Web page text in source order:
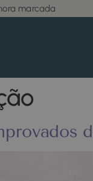
marcada